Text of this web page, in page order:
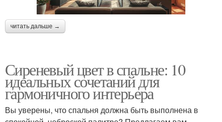
читать дальше →
Сиреневый цвет в спальне: 10
идеальных сочетаний для
гармоничного интерьера
Вы уверены, что спальня должна быть выполнена в